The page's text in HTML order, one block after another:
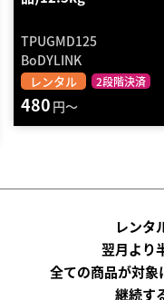
DBAB2KG-24
STRENGTH ASIA
レンタル 送料無料
2段階決済
2580円～
レンタ
翌月より
全ての商品が対象
継続す